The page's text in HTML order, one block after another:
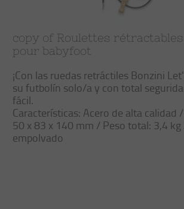
copy of Roulettes rétractables
pour babyfoot
¡Con las ruedas retráctiles Bonzini
su futbolín solo/a y con total
fácil.
Características: Acero de alta calidad /
50 x 83 x 140 mm / Peso total: 3,4
empolvado